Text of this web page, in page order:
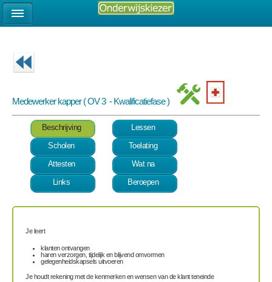
Medewerker kapper ( OV 3 - Kwalificatiefase )
Beschrijving
Lessen
Scholen
Toelating
Attesten
Wat na
Links
Beroepen
Je leert
klanten ontvangen
haren verzorgen, tijdelijk en blijvend omvormen
gelegenheidskapsels uitvoeren
Je houdt rekening met de kenmerken en wensen van de klant teneinde